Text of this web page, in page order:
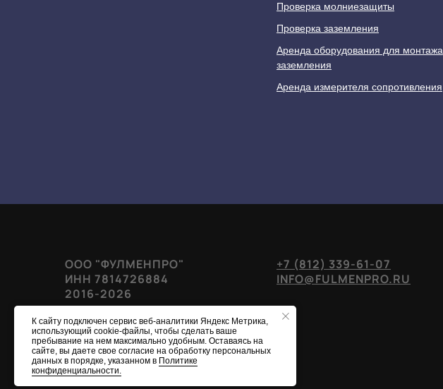
К сайту подключен сервис веб-аналитики Яндекс Метрика,
использующий cookie-файлы, чтобы сделать ваше
пребывание на нем максимально удобным. Оставаясь на
сайте, вы даете свое согласие на обработку персональных
данных в порядке, указанном в Политике
конфиденциальности.
Проверка молниезащиты
Проверка заземления
Аренда оборудования для монтажа
заземления
Аренда измерителя сопротивления
ООО "ФУЛМЕНПРО"
ИНН 7814726884
2016-2026
+7 (812) 339-61-07
INFO@FULMENPRO.RU